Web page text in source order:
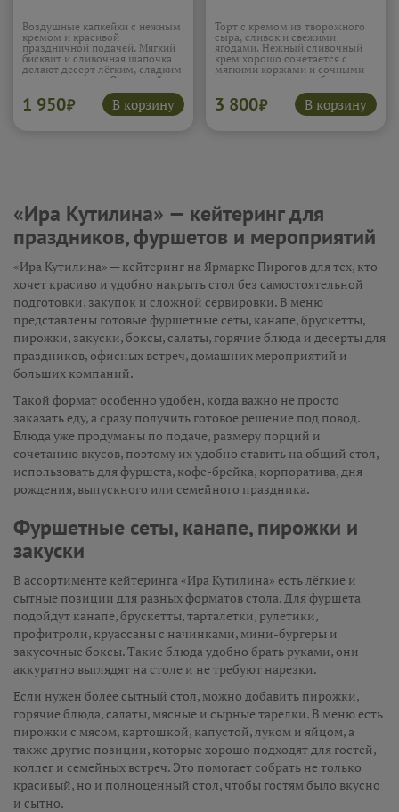
Воздушные капкейки с нежным
кремом и красивой
праздничной подачей. Мягкий
бисквит и сливочная шапочка
делают десерт лёгким, сладким
и очень уютным. Отличный
вариант для праздника,
фуршета или сладкого стола.
Подробнее...
1 950₽ В корзину
Торт с кремом из творожного
сыра, сливок и свежими
ягодами. Нежный сливочный
крем хорошо сочетается с
мягкими коржами и сочными
ягодами, которые добавляют
приятную свежесть. Такой торт
выглядит эффектно и сразу
создаёт праздничное
3 800₽ В корзину
«Ира Кутилина» — кейтеринг для
праздников, фуршетов и мероприятий
«Ира Кутилина» — кейтеринг на Ярмарке Пирогов для тех, кто
хочет красиво и удобно накрыть стол без самостоятельной
подготовки, закупок и сложной сервировки. В меню
представлены готовые фуршетные сеты, канапе, брускетты,
пирожки, закуски, боксы, салаты, горячие блюда и десерты для
праздников, офисных встреч, домашних мероприятий и
больших компаний.
Такой формат особенно удобен, когда важно не просто
заказать еду, а сразу получить готовое решение под повод.
Блюда уже продуманы по подаче, размеру порций и
сочетанию вкусов, поэтому их удобно ставить на общий стол,
использовать для фуршета, кофе-брейка, корпоратива, дня
рождения, выпускного или семейного праздника.
Фуршетные сеты, канапе, пирожки и
закуски
В ассортименте кейтеринга «Ира Кутилина» есть лёгкие и
сытные позиции для разных форматов стола. Для фуршета
подойдут канапе, брускетты, тарталетки, рулетики,
профитроли, круассаны с начинками, мини-бургеры и
закусочные боксы. Такие блюда удобно брать руками, они
аккуратно выглядят на столе и не требуют нарезки.
Если нужен более сытный стол, можно добавить пирожки,
горячие блюда, салаты, мясные и сырные тарелки. В меню есть
пирожки с мясом, картошкой, капустой, луком и яйцом, а
также другие позиции, которые хорошо подходят для гостей,
коллег и семейных встреч. Это помогает собрать не только
красивый, но и полноценный стол, чтобы гостям было вкусно
и сытно.